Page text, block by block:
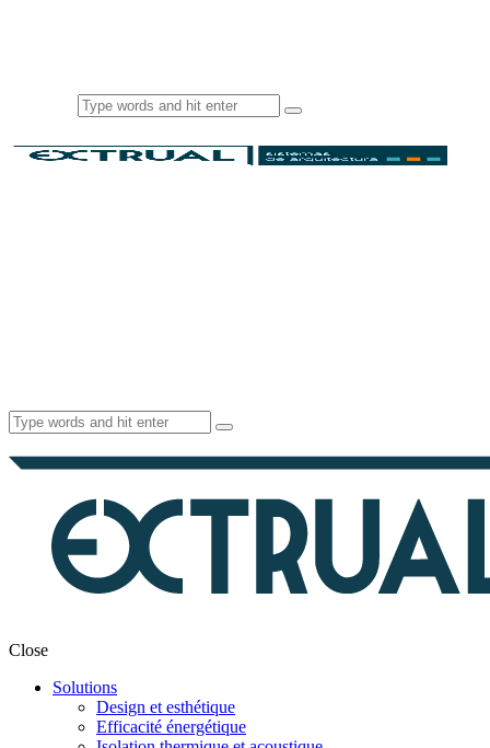
Close
Solutions
Design et esthétique
Efficacité énergétique